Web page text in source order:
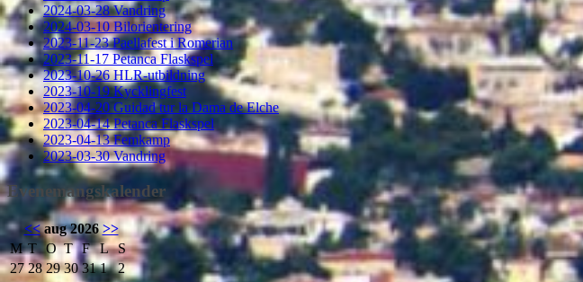
2024-03-28 Vandring
2024-03-10 Bilorientering
2023-11-23 Paellafest i Romerian
2023-11-17 Petanca Flaskspel
2023-10-26 HLR-utbildning
2023-10-19 Kycklingfest
2023-04-20 Guidad tur la Dama de Elche
2023-04-14 Petanca Flaskspel
2023-04-13 Femkamp
2023-03-30 Vandring
Evenemangskalender
<<aug 2026>>
M T O T F L S
27 28 29 30 31 1
2